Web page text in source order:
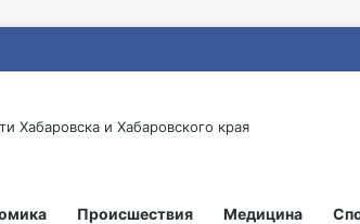
Происшествия Медицина